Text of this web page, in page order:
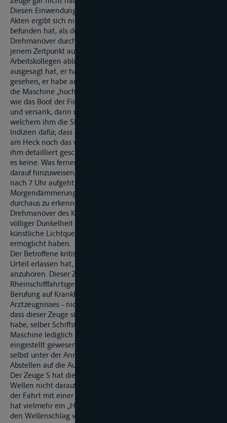
Diesen Einwendungen kann nicht gefolgt werden. Aus den
Akten ergibt sich nicht, wo genau sich der Zeuge Schreiber
befunden hat, als der Betroffene mit seinem Fahrzeug das
Drehmanöver durchführte. Klar ist lediglich, dass der Zeuge zu
jenem Zeitpunkt auf dem Steiger war, weil er dort einen
Arbeitskollegen ablöste oder ablösen wollte. Wenn der Zeuge
ausgesagt hat, er habe die Wellenbewegung am Heck
gesehen, er habe an der Wellenhöhe erkennen können, dass
die Maschine „hochgefahren“ wurde und er habe beobachtet,
wie das Boot der Firma M in starke Bewegung kam, kenterte
und versank, dann muss er an einem Ort gestanden sein, an
welchem ihm die Sicht nicht verdeckt war. Irgendwelche
Indizien dafür, dass der Zeuge weder die Wasserbewegungen
am Heck noch das versinkende Boot gesehen hat und die von
ihm detailliert geschilderten Umstände frei erfunden hat, gibt
es keine. Was ferner die Frage der Dunkelheit anbelangt, ist
darauf hinzuweisen, dass die Sonne am 23. Februar jeweils
nach 7 Uhr aufgeht, sodass um 7 Uhr der Zustand der
Morgendämmerung besteht, bei welchem ein Wellengang
durchaus zu erkennen ist. Es kommt dazu, dass das
Drehmanöver des Koppelverbandes mit Sicherheit nicht bei
völliger Dunkelheit durchgeführt worden ist, so dass auch
künstliche Lichtquellen die Beobachtungen des Zeugen
ermöglicht haben.
Der Betroffene kritisiert im weiteren, dass die Vorinstanz ihr
Urteil erlassen hat, ohne den von ihm angerufenen Zeugen R
anzuhören. Dieser Zeuge war zur Verhandlung des
Rheinschifffahrtsgerichts geladen worden, ist jedoch – unter
Berufung auf Krankheit und nach Vorlegung eines
Arztzeugnisses - nicht erschienen. Der Betroffene führt aus,
dass dieser Zeuge sich im Steuerhaus des MTS V aufgehalten
habe, selber Schiffsführer sei und bestätigen könne, dass die
Maschine lediglich auf geringstmögliche Umdrehungszahl
eingestellt gewesen sei. Es ist jedoch davon auszugehen, dass
selbst unter der Annahme einer solchen Bestätigung das
Abstellen auf die Aussagen des Zeugen Schreiber richtig ist.
Der Zeuge S hat die zum Kentern des Bootes führenden
Wellen nicht darauf zurückgeführt, dass der Motor während
der Fahrt mit einer zu grossen Drehzahl eingeschaltet war. Er
hat vielmehr ein „Hochfahren“ des Motors festgestellt, das
den Wellenschlag verursachte. Selbst wenn der Zeuge R